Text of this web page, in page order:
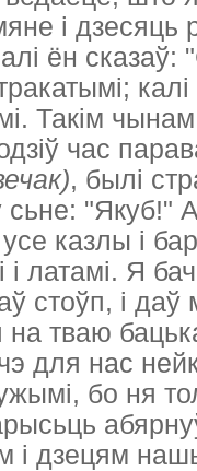
і
ён сказаў:
Такім
час
, былі
сьне:
казлы і
і латамі. Я
стоўп, і даў
на тваю
для нас
бо ня
дзецям